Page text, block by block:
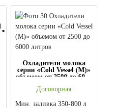
Охладители молока
серии «Cold Vessel (M)»
объемом от 2500 до 6000
Договорная
Мин. заливка 350-800 л